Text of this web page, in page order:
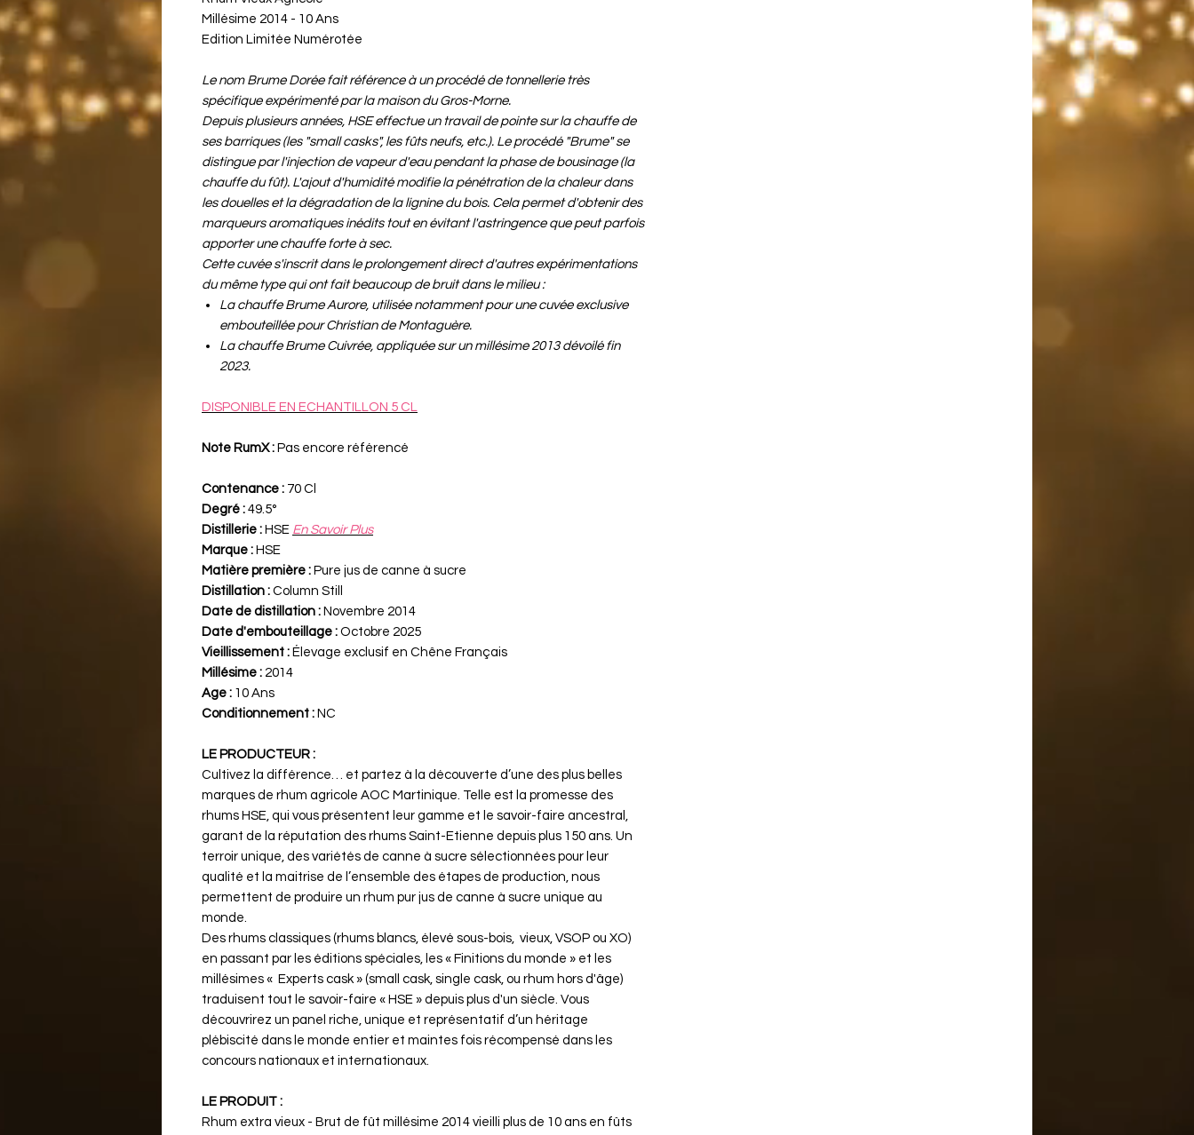
Millésime 2014 - 10 Ans
Edition Limitée Numérotée
Le nom Brume Dorée fait référence à un procédé de tonnellerie très
spécifique expérimenté par la maison du Gros-Morne.
Depuis plusieurs années, HSE effectue un travail de pointe sur la chauffe de
ses barriques (les "small casks", les fûts neufs, etc.). Le procédé "Brume" se
distingue par l'injection de vapeur d'eau pendant la phase de bousinage (la
chauffe du fût). L'ajout d'humidité modifie la pénétration de la chaleur dans
les douelles et la dégradation de la lignine du bois. Cela permet d'obtenir des
marqueurs aromatiques inédits tout en évitant l'astringence que peut parfois
apporter une chauffe forte à sec.
Cette cuvée s'inscrit dans le prolongement direct d'autres expérimentations
du même type qui ont fait beaucoup de bruit dans le milieu :
La chauffe Brume Aurore, utilisée notamment pour une cuvée exclusive
embouteillée pour Christian de Montaguère.
La chauffe Brume Cuivrée, appliquée sur un millésime 2013 dévoilé fin
2023.
DISPONIBLE EN ECHANTILLON 5 CL
Note RumX : Pas encore référencé
Contenance : 70 Cl
Degré : 49.5°
Distillerie : HSE En Savoir Plus
Marque : HSE
Matière première : Pure jus de canne à sucre
Distillation : Column Still
Date de distillation : Novembre 2014
Date d'embouteillage : Octobre 2025
Vieillissement : Élevage exclusif en Chêne Français
Millésime : 2014
Age : 10 Ans
Conditionnement : NC
LE PRODUCTEUR :
Cultivez la différence… et partez à la découverte d’une des plus belles
marques de rhum agricole AOC Martinique. Telle est la promesse des
rhums HSE, qui vous présentent leur gamme et le savoir-faire ancestral,
garant de la réputation des rhums Saint-Etienne depuis plus 150 ans. Un
terroir unique, des variétés de canne à sucre sélectionnées pour leur
qualité et la maitrise de l’ensemble des étapes de production, nous
permettent de produire un rhum pur jus de canne à sucre unique au
monde.
Des rhums classiques (rhums blancs, élevé sous-bois, vieux, VSOP ou XO)
en passant par les éditions spéciales, les « Finitions du monde » et les
millésimes « Experts cask » (small cask, single cask, ou rhum hors d'âge)
traduisent tout le savoir-faire « HSE » depuis plus d'un siècle. Vous
découvrirez un panel riche, unique et représentatif d’un héritage
plébiscité dans le monde entier et maintes fois récompensé dans les
concours nationaux et internationaux.
LE PRODUIT :
Rhum extra vieux - Brut de fût millésime 2014 vieilli plus de 10 ans en fûts